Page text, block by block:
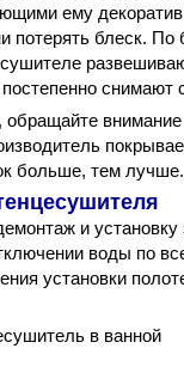
ему
потерять блеск.
снимают
больше, тем лучше.
и
воды по
установки